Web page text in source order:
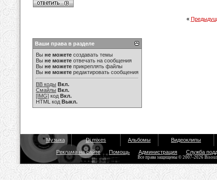
«
Ваши права в разделе
Вы не можете создавать темы
Вы не можете отвечать на сообщения
Вы не можете прикреплять файлы
Вы не можете редактировать сообщения
BB коды Вкл.
Смайлы Вкл.
[IMG] код Вкл.
HTML код Выкл.
Музыка Dj mixes Альбомы Видеоклипы
Реклама на сайте Помощь Администрация Служба
Все права защищены © 2007-2026